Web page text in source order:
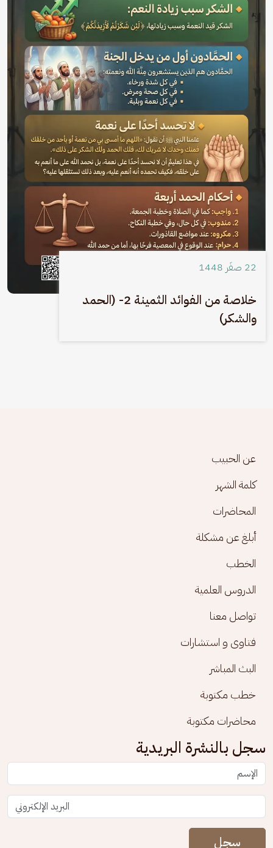
22 صفَر 1448
خلاصة من الفوائد الثمينة 2- (الحمد
والشكر)
Footer menu
عن الحبيب
كلمة الشهر
المحاضرات
أبلغ عن مشكلة
الخطب
الدروس العلمية
تواصل معنا
فتاوى و استشارات
البث المباشر
خطب مكتوبة
محاضرات مكتوبة
سجل بالنشرة البريدية
سجل